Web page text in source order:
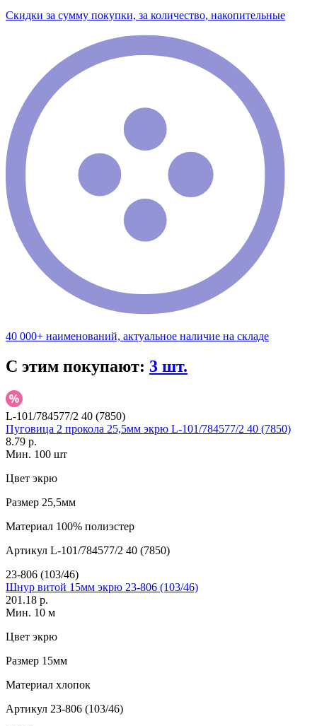
Скидки за сумму покупки, за количество, накопительные
40 000+ наименований, актуальное наличие на складе
С этим покупают: 3 шт.
L-101/784577/2 40 (7850)
Пуговица 2 прокола 25,5мм экрю L-101/784577/2 40 (7850)
8.79 р.
Мин. 100 шт
Цвет экрю
Размер 25,5мм
Материал 100% полиэстер
Артикул L-101/784577/2 40 (7850)
23-806 (103/46)
Шнур витой 15мм экрю 23-806 (103/46)
201.18 р.
Мин. 10 м
Цвет экрю
Размер 15мм
Материал хлопок
Артикул 23-806 (103/46)